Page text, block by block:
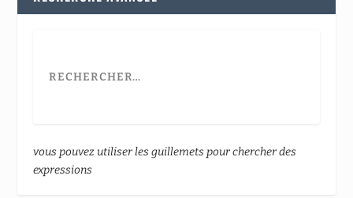
vous pouvez utiliser les guillemets pour chercher des
expressions